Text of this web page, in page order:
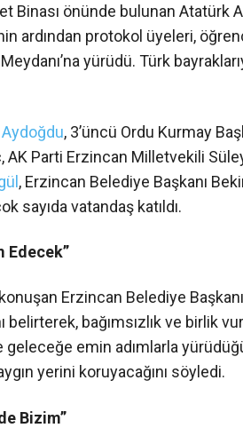
Binası önünde bulunan Atatürk
ardından protokol üyeleri,
yürüdü. Türk
, 3’üncü Ordu Kurmay
AK Parti Erzincan Milletvekili
, Erzincan Belediye Başkanı
sayıda vatandaş katıldı.
Edecek”
Erzincan Belediye
belirterek, bağımsızlık ve birlik
geleceğe emin adımlarla
yerini koruyacağını söyledi.
Bizim”